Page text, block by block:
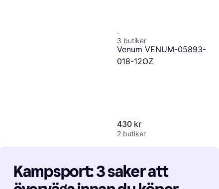
969 kr
3 butiker
Venum VENUM-05893-
018-12OZ
430 kr
2 butiker
Kampsport: 3 saker att